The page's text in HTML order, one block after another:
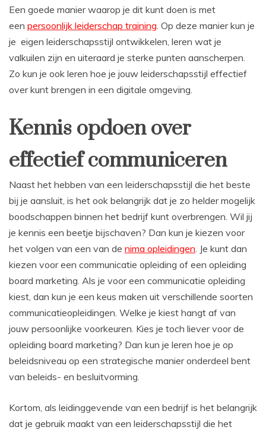
Een goede manier waarop je dit kunt doen is met
een persoonlijk leiderschap training . Op deze manier kun je
je eigen leiderschapsstijl ontwikkelen, leren wat je
valkuilen zijn en uiteraard je sterke punten aanscherpen.
Zo kun je ook leren hoe je jouw leiderschapsstijl effectief
over kunt brengen in een digitale omgeving.
Kennis opdoen over
effectief communiceren
Naast het hebben van een leiderschapsstijl die het beste
bij je aansluit, is het ook belangrijk dat je zo helder mogelijk
boodschappen binnen het bedrijf kunt overbrengen. Wil jij
je kennis een beetje bijschaven? Dan kun je kiezen voor
het volgen van een van de nima opleidingen . Je kunt dan
kiezen voor een communicatie opleiding of een opleiding
board marketing. Als je voor een communicatie opleiding
kiest, dan kun je een keus maken uit verschillende soorten
communicatieopleidingen. Welke je kiest hangt af van
jouw persoonlijke voorkeuren. Kies je toch liever voor de
opleiding board marketing? Dan kun je leren hoe je op
beleidsniveau op een strategische manier onderdeel bent
van beleids- en besluitvorming.
Kortom, als leidinggevende van een bedrijf is het belangrijk
dat je gebruik maakt van een leiderschapsstijl die het